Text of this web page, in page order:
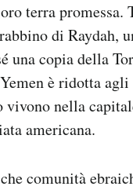
terra promessa.
di Raydah,
una copia della
è ridotta
nella
americana.
comunità